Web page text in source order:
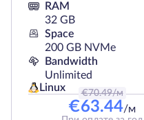
RAM
32 GB
Space
200 GB NVMe
Bandwidth
Unlimited
Linux
€70.49/м
€63.44/м